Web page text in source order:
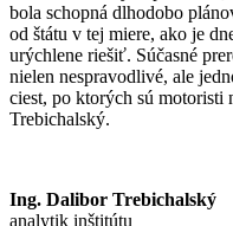
bola schopná dlhodobo
od štátu v tej miere, ako je
urýchlene riešiť. Súčasné
nielen nespravodlivé, ale
ciest, po ktorých sú motoristi
Trebichalský.
Ing. Dalibor Trebichalský
analytik inštitútu